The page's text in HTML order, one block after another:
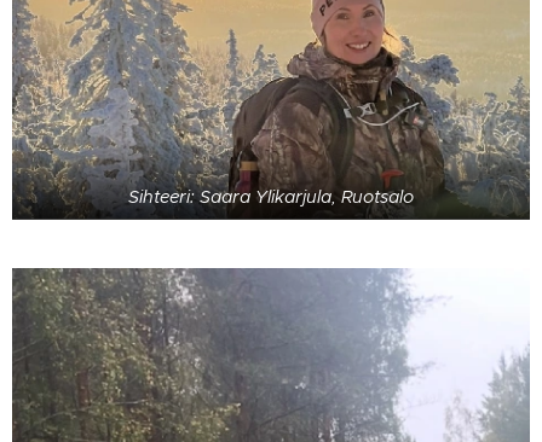
Sihteeri: Saara Ylikarjula, Ruotsalo